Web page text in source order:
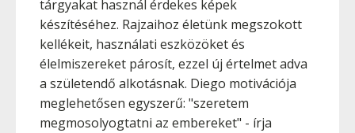
tárgyakat használ érdekes képek
készítéséhez. Rajzaihoz életünk megszokott
kellékeit, használati eszközöket és
élelmiszereket párosít, ezzel új értelmet adva
a születendő alkotásnak. Diego motivációja
meglehetősen egyszerű: "szeretem
megmosolyogtatni az embereket" - írja